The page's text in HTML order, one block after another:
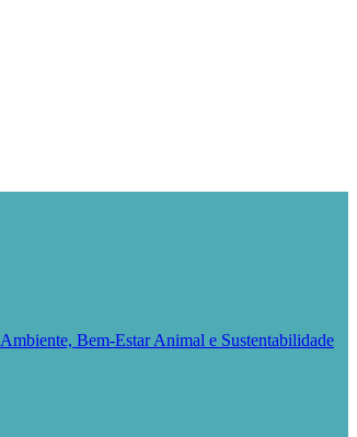
Ambiente, Bem-Estar Animal e Sustentabilidade